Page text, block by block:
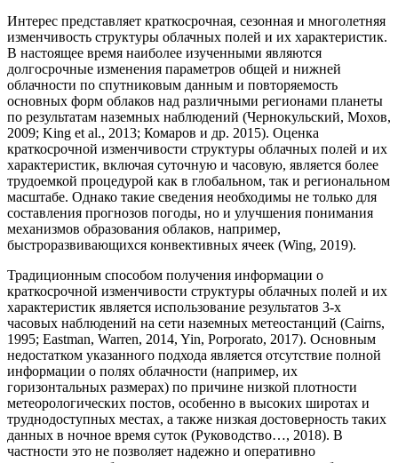
Интерес представляет краткосрочная, сезонная и многолетняя
изменчивость структуры облачных полей и их характеристик.
В настоящее время наиболее изученными являются
долгосрочные изменения параметров общей и нижней
облачности по спутниковым данным и повторяемость
основных форм облаков над различными регионами планеты
по результатам наземных наблюдений (Чернокульский, Мохов,
2009; King et al., 2013; Комаров и др. 2015). Оценка
краткосрочной изменчивости структуры облачных полей и их
характеристик, включая суточную и часовую, является более
трудоемкой процедурой как в глобальном, так и региональном
масштабе. Однако такие сведения необходимы не только для
составления прогнозов погоды, но и улучшения понимания
механизмов образования облаков, например,
быстроразвивающихся конвективных ячеек (Wing, 2019).
Традиционным способом получения информации о
краткосрочной изменчивости структуры облачных полей и их
характеристик является использование результатов 3-х
часовых наблюдений на сети наземных метеостанций (Cairns,
1995; Eastman, Warren, 2014, Yin, Porporato, 2017). Основным
недостатком указанного подхода является отсутствие полной
информации о полях облачности (например, их
горизонтальных размерах) по причине низкой плотности
метеорологических постов, особенно в высоких широтах и
труднодоступных местах, а также низкая достоверность таких
данных в ночное время суток (Руководство…, 2018). В
частности это не позволяет надежно и оперативно